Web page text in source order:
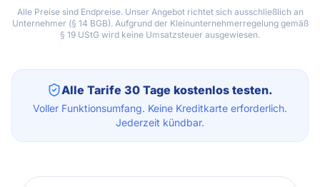
Alle Preise sind Endpreise. Unser Angebot richtet sich ausschließlich an
Unternehmer (§ 14 BGB). Aufgrund der Kleinunternehmerregelung gemäß
§ 19 UStG wird keine Umsatzsteuer ausgewiesen.
Alle Tarife 30 Tage kostenlos testen.
Voller Funktionsumfang. Keine Kreditkarte erforderlich.
Jederzeit kündbar.